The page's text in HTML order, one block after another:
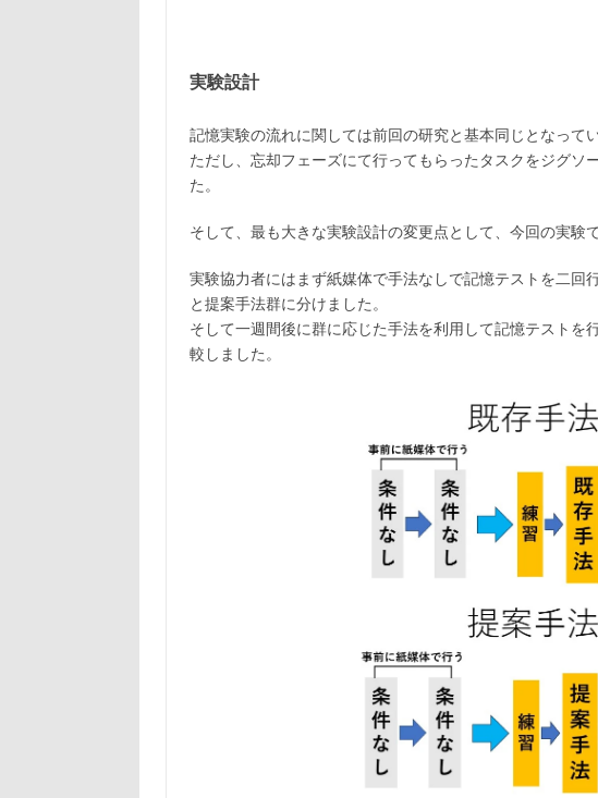
実験設計
記憶実験の流れに関しては前回の研究と基本同じとなって
ただし、忘却フェーズにて行ってもらったタスクをジグソ
た。
そして、最も大きな実験設計の変更点として、今回の実験
実験協力者にはまず紙媒体で手法なしで記憶テストを二回
と提案手法群に分けました。
そして一週間後に群に応じた手法を利用して記憶テストを
較しました。